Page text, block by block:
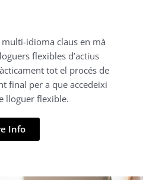
idioma claus en mà
flexibles d’actius
tot el procés de
final per a que accedeixi
lloguer flexible.
Info